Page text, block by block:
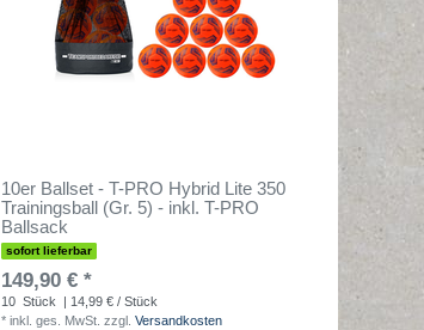
10er Ballset - T-PRO Hybrid Lite 350
Trainingsball (Gr. 5) - inkl. T-PRO
Ballsack
sofort lieferbar
149,90 € *
10 Stück
| 14,99 € / Stück
* inkl. ges. MwSt. zzgl. Versandkosten